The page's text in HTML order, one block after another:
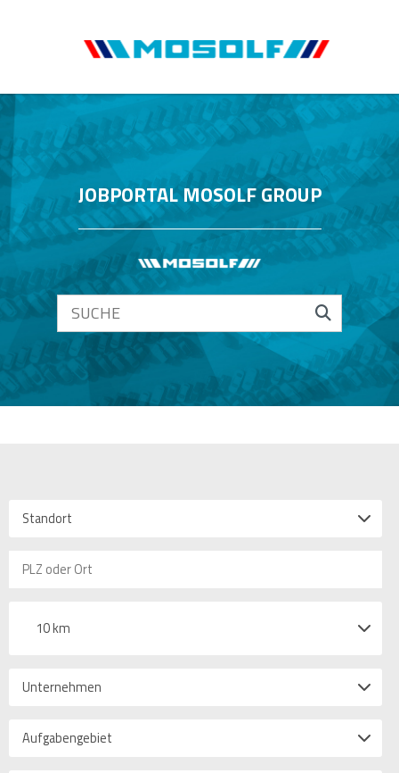
JOBPORTAL MOSOLF GROUP
Standort
10 km
Unternehmen
Aufgabengebiet